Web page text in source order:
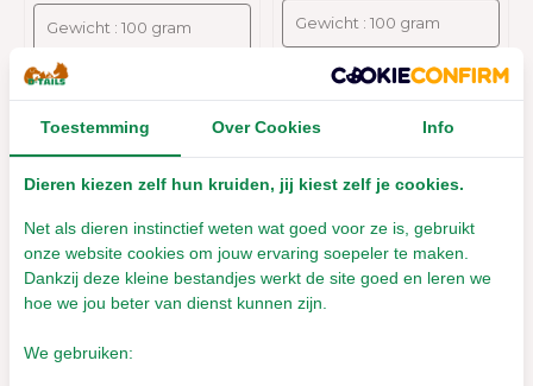
Pellets
Toestemming Over Cookies Info
Dieren kiezen zelf hun kruiden, jij kiest zelf je cookies.
Net als dieren instinctief weten wat goed voor ze is, gebruikt
onze website cookies om jouw ervaring soepeler te maken.
Dankzij deze kleine bestandjes werkt de site goed en leren we
hoe we jou beter van dienst kunnen zijn.
We gebruiken: